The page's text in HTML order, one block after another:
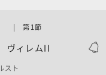
ヴィレムII
） | 第1節
スト